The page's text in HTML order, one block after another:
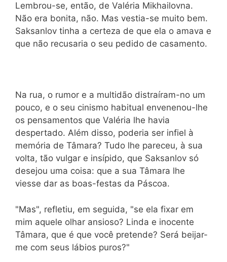
Lembrou-se, então, de Valéria Mikhailovna.
Não era bonita, não. Mas vestia-se muito bem.
Saksanlov tinha a certeza de que ela o amava e
que não recusaria o seu pedido de casamento.
Na rua, o rumor e a multidão distraíram-no um
pouco, e o seu cinismo habitual envenenou-lhe
os pensamentos que Valéria lhe havia
despertado. Além disso, poderia ser infiel à
memória de Tâmara? Tudo lhe pareceu, à sua
volta, tão vulgar e insípido, que Saksanlov só
desejou uma coisa: que a sua Tâmara lhe
viesse dar as boas-festas da Páscoa.
"Mas", refletiu, em seguida, "se ela fixar em
mim aquele olhar ansioso? Linda e inocente
Tâmara, que é que você pretende? Será beijar-
me com seus lábios puros?"